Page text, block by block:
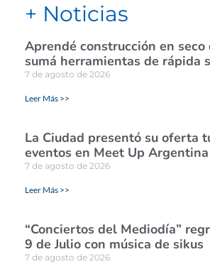
+ Noticias
Aprendé construcción en seco
sumá herramientas de rápida
7 de agosto de 2026
Leer Más >>
La Ciudad presentó su oferta
eventos en Meet Up
7 de agosto de 2026
Leer Más >>
“Conciertos del Mediodía”
9 de Julio con música de sikus
7 de agosto de 2026